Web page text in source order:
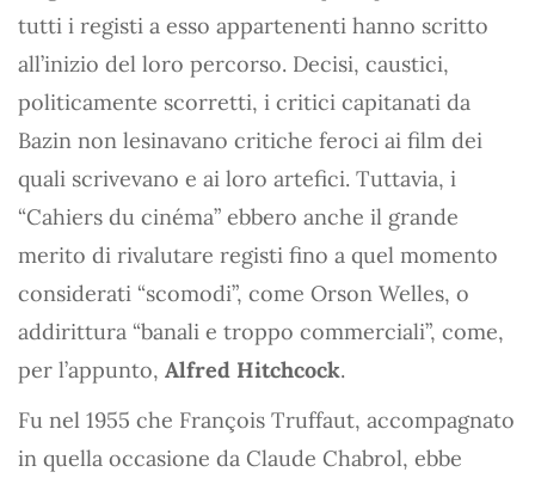
tutti i registi a esso appartenenti hanno scritto
all’inizio del loro percorso. Decisi, caustici,
politicamente scorretti, i critici capitanati da
Bazin non lesinavano critiche feroci ai film dei
quali scrivevano e ai loro artefici. Tuttavia, i
“Cahiers du cinéma” ebbero anche il grande
merito di rivalutare registi fino a quel momento
considerati “scomodi”, come Orson Welles, o
addirittura “banali e troppo commerciali”, come,
per l’appunto, Alfred Hitchcock.
Fu nel 1955 che François Truffaut, accompagnato
in quella occasione da Claude Chabrol, ebbe